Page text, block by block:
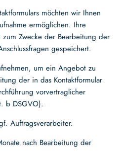
möchten wir Ihnen
ermöglichen. Ihre
Zwecke der Bearbeitung der
gespeichert.
um ein Angebot zu
der in das Kontaktformular
vorvertraglicher
b DSGVO).
Auftragsverarbeiter.
nach Bearbeitung der